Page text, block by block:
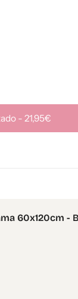
- 21,95€
60x120cm -